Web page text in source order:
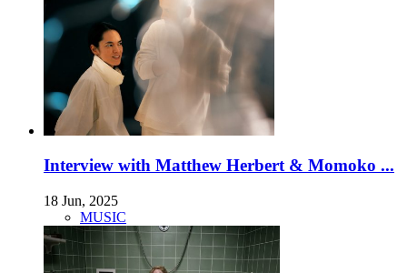
Interview with Matthew Herbert & Momoko ...
18 Jun, 2025
MUSIC